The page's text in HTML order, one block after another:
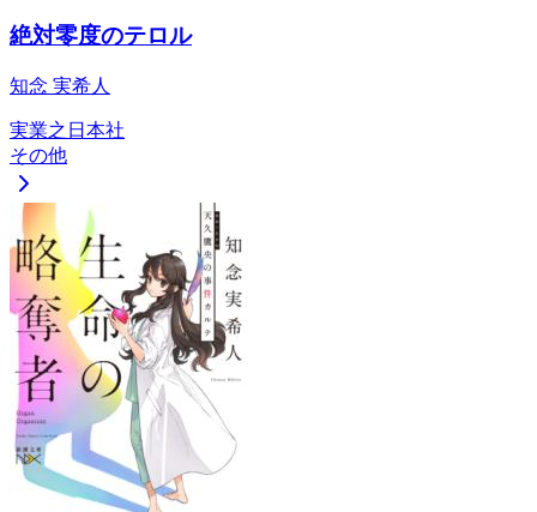
絶対零度のテロル
知念 実希人
実業之日本社
その他